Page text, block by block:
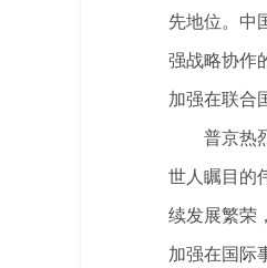
先地位。中
强战略协作
加强在联合
普京热烈
世人瞩目的
续发展繁荣
加强在国际